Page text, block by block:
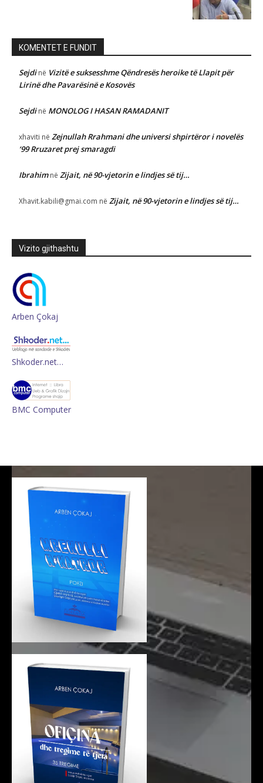
KOMENTET E FUNDIT
Sejdinë Vizitë e suksesshme Qëndresës heroike të Llapit për
Lirinë dhe Pavarësinë e Kosovës
Sejdinë MONOLOG I HASAN RAMADANIT
xhaviti në Zejnullah Rrahmani dhe universi shpirtëror i novelës
‘99 Rruzaret prej smaragdi
Ibrahimnë Zijait, në 90-vjetorin e lindjes së tij…
Xhavit.kabili@gmai.com në Zijait, në 90-vjetorin e lindjes së tij…
Vizito gjithashtu
Arben Çokaj
Shkoder.net…
BMC Computer